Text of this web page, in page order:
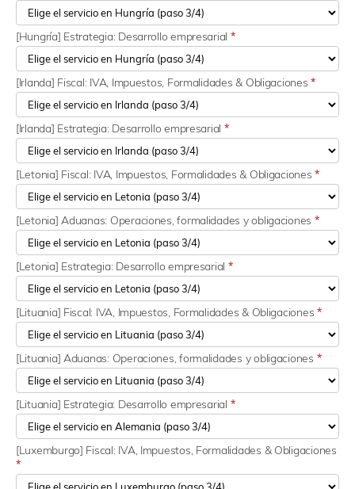
[Hungría] Estrategia: Desarrollo empresarial *
[Irlanda] Fiscal: IVA, Impuestos, Formalidades & Obligaciones*
[Irlanda] Estrategia: Desarrollo empresarial *
[Letonia] Fiscal: IVA, Impuestos, Formalidades & Obligaciones*
[Letonia] Aduanas: Operaciones, formalidades y obligaciones *
[Letonia] Estrategia: Desarrollo empresarial *
[Lituania] Fiscal: IVA, Impuestos, Formalidades & Obligaciones *
[Lituania] Aduanas: Operaciones, formalidades y obligaciones *
[Lituania] Estrategia: Desarrollo empresarial *
[Luxemburgo] Fiscal: IVA, Impuestos, Formalidades & Obligaciones
*